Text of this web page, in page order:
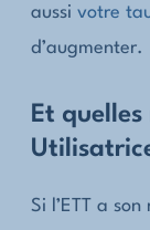
aussivotre
d’augmenter.
Et quelles
Si l’ETT a